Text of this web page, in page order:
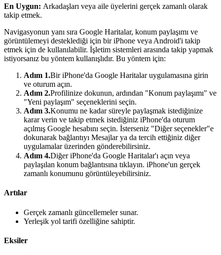
En Uygun: Arkadaşları veya aile üyelerini gerçek zamanlı olarak
takip etmek.
Navigasyonun yanı sıra Google Haritalar, konum paylaşımı ve
görüntülemeyi desteklediği için bir iPhone veya Android'i takip
etmek için de kullanılabilir. İşletim sistemleri arasında takip yapmak
istiyorsanız bu yöntem kullanışlıdır. Bu yöntem için:
Adım 1.Bir iPhone'da Google Haritalar uygulamasına girin
ve oturum açın.
Adım 2.Profilinize dokunun, ardından "Konum paylaşımı" ve
"Yeni paylaşım" seçeneklerini seçin.
Adım 3.Konumu ne kadar süreyle paylaşmak istediğinize
karar verin ve takip etmek istediğiniz iPhone'da oturum
açılmış Google hesabını seçin. İsterseniz "Diğer seçenekler"e
dokunarak bağlantıyı Mesajlar ya da tercih ettiğiniz diğer
uygulamalar üzerinden gönderebilirsiniz.
Adım 4.Diğer iPhone'da Google Haritalar'ı açın veya
paylaşılan konum bağlantısına tıklayın. iPhone'un gerçek
zamanlı konumunu görüntüleyebilirsiniz.
Artılar
Gerçek zamanlı güncellemeler sunar.
Yerleşik yol tarifi özelliğine sahiptir.
Eksiler